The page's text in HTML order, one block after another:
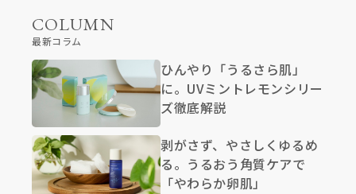
COLUMN
最新コラム
ひんやり「うるさら肌」
に。UVミントレモンシリー
ズ徹底解説
剥がさず、やさしくゆるめ
る。うるおう角質ケアで
「やわらか卵肌」